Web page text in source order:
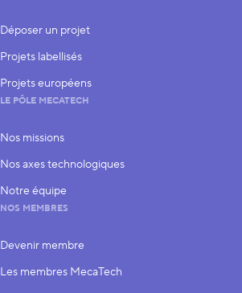
Déposer un projet
Projets labellisés
Projets européens
LE PÔLE MECATECH
Nos missions
Nos axes technologiques
Notre équipe
NOS MEMBRES
Devenir membre
Les membres MecaTech